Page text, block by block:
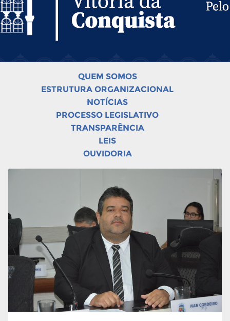
QUEM SOMOS
ESTRUTURA ORGANIZACIONAL
NOTÍCIAS
PROCESSO LEGISLATIVO
TRANSPARÊNCIA
LEIS
OUVIDORIA